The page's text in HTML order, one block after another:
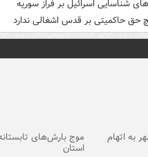
شناسایی اسرائیل بر فراز سوریه
حق حاکمیتی بر قدس اشغالی ندارد
بهشهر به اتهام
استان